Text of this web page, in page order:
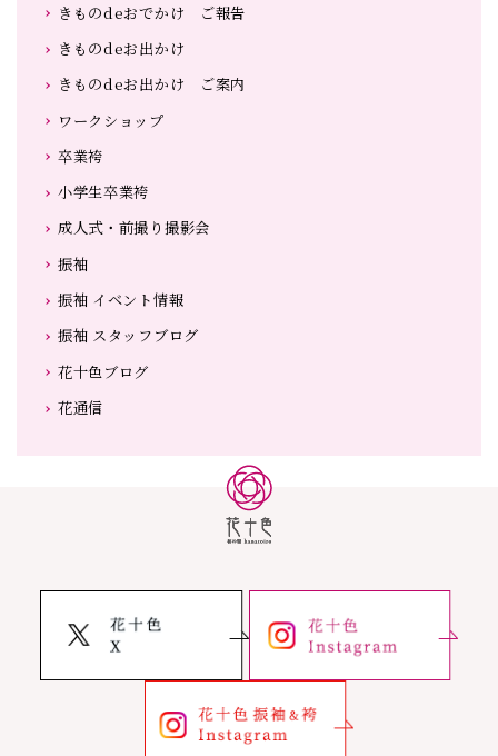
きものdeおでかけ ご報告
きものdeお出かけ
きものdeお出かけ ご案内
ワークショップ
卒業袴
小学生卒業袴
成人式・前撮り撮影会
振袖
振袖 イベント情報
振袖 スタッフブログ
花十色ブログ
花通信